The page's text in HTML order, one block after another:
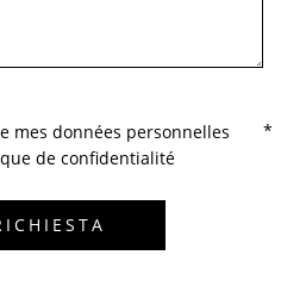
mes données personnelles
de confidentialité